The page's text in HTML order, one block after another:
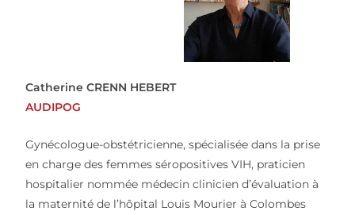
Catherine CRENN HEBERT
AUDIPOG
Gynécologue-obstétricienne, spécialisée dans la prise
en charge des femmes séropositives VIH, praticien
hospitalier nommée médecin clinicien d’évaluation à
la maternité de l’hôpital Louis Mourier à Colombes